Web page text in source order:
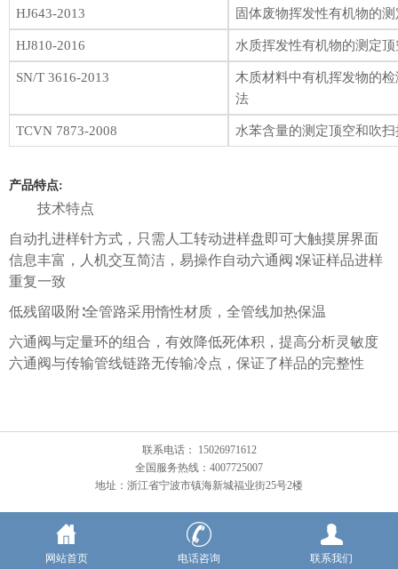
HJ643-2013 固体废物挥发性有机物的
HJ810-2016 水质挥发性有机物的测定顶
SN/T 3616-2013
木质材料中有机挥发物的
法
TCVN 7873-2008 水苯含量的测定顶空和吹
产品特点:
技术特点
自动扎进样针方式，只需人工转动进样盘即可大触摸屏界面
信息丰富，人机交互简洁，易操作自动六通阀 ∶保证样品进样
重复一致
低残留吸附∶全管路采用惰性材质，全管线加热保温
六通阀与定量环的组合，有效降低死体积，提高分析灵敏度
六通阀与传输管线链路无传输冷点，保证了样品的完整性
联系电话： 15026971612
全国服务热线：4007725007
地址：浙江省宁波市镇海新城福业街25号2楼
网站首页 电话咨询 联系我们